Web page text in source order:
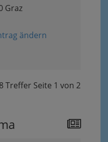
Graz
ändern
Treffer Seite 1 von 2